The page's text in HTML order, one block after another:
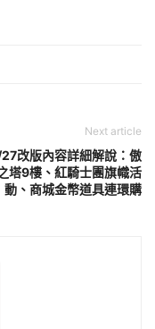
Next article
改版內容詳細解說：傲
塔9樓、紅騎士團旗幟活
動、商城金幣道具連環購